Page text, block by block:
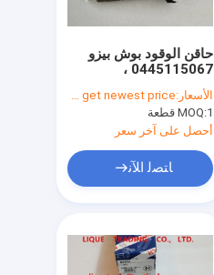
حاقن الوقود بوش بيزو
0445115067 ،
0445115067 ، 0445
، VM 15062058F ،
68042029AA
الأسعار:Please contact us to get newest price.
MOQ:1 قطعة
أحصل على آخر سعر
ﺎﺘﺼﻟ ﺍﻶﻧ